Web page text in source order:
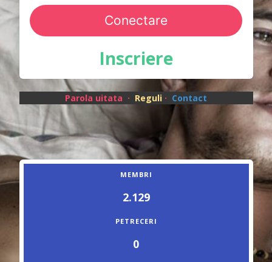
Conectare
Inscriere
Parola uitata · Reguli · Contact
MEMBRI
2.129
PETRECERI
0